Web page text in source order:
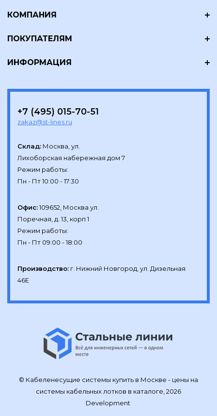
КОМПАНИЯ
ПОКУПАТЕЛЯМ
ИНФОРМАЦИЯ
+7 (495) 015-70-51
zakaz@st-lines.ru
Склад: Москва, ул.
Лихоборская набережная дом 7
Режим работы:
Офис:109652, Москва ул.
Поречная, д. 13, корп 1
Режим работы:
Производство: г. Нижний Новгород, ул. Дизельная
46Е
© Кабеленесущие системы купить в Москве - цены на
системы кабельных лотков в каталоге, 2026
Development